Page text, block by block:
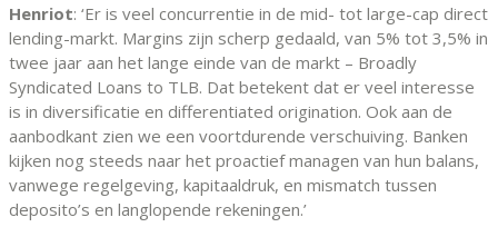
Henriot: ‘Er is veel concurrentie in de mid- tot large-cap direct
lending-markt. Margins zijn scherp gedaald, van 5% tot 3,5% in
twee jaar aan het lange einde van de markt – Broadly
Syndicated Loans to TLB. Dat betekent dat er veel interesse
is in diversificatie en differentiated origination. Ook aan de
aanbodkant zien we een voortdurende verschuiving. Banken
kijken nog steeds naar het proactief managen van hun balans,
vanwege regelgeving, kapitaaldruk, en mismatch tussen
deposito’s en langlopende rekeningen.’